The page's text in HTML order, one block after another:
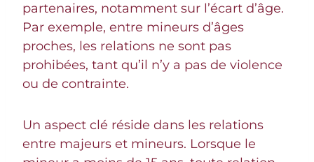
partenaires, notamment sur l’écart d’âge.
Par exemple, entre mineurs d’âges
proches, les relations ne sont pas
prohibées, tant qu’il n’y a pas de violence
ou de contrainte.
Un aspect clé réside dans les relations
entre majeurs et mineurs. Lorsque le